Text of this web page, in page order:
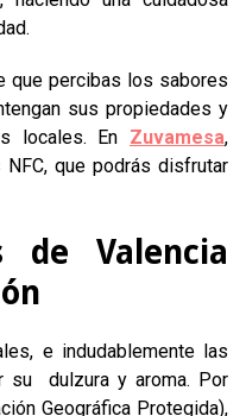
que percibas los sabores
sus propiedades y
locales. En Zuvamesa,
que podrás disfrutar
de Valencia
e indudablemente las
su dulzura y aroma. Por
Geográfica Protegida),